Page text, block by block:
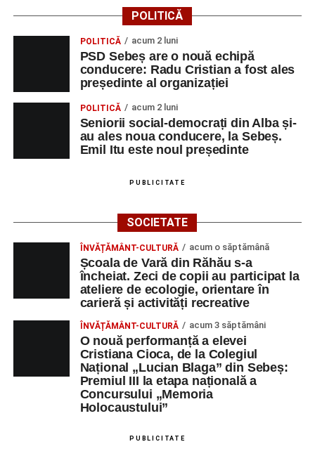
POLITICĂ
POLITICĂ acum 2 luni
PSD Sebeș are o nouă echipă
conducere: Radu Cristian a fost ales
președinte al organizației
POLITICĂ acum 2 luni
Seniorii social-democrați din Alba și-
au ales noua conducere, la Sebeș.
Emil Itu este noul președinte
PUBLICITATE
SOCIETATE
ÎNVĂȚĂMÂNT-CULTURĂ acum o săptămână
Școala de Vară din Răhău s-a
încheiat. Zeci de copii au participat la
ateliere de ecologie, orientare în
carieră și activități recreative
ÎNVĂȚĂMÂNT-CULTURĂ acum 3 săptămâni
O nouă performanță a elevei
Cristiana Cioca, de la Colegiul
Național „Lucian Blaga” din Sebeș:
Premiul III la etapa națională a
Concursului „Memoria
Holocaustului”
PUBLICITATE